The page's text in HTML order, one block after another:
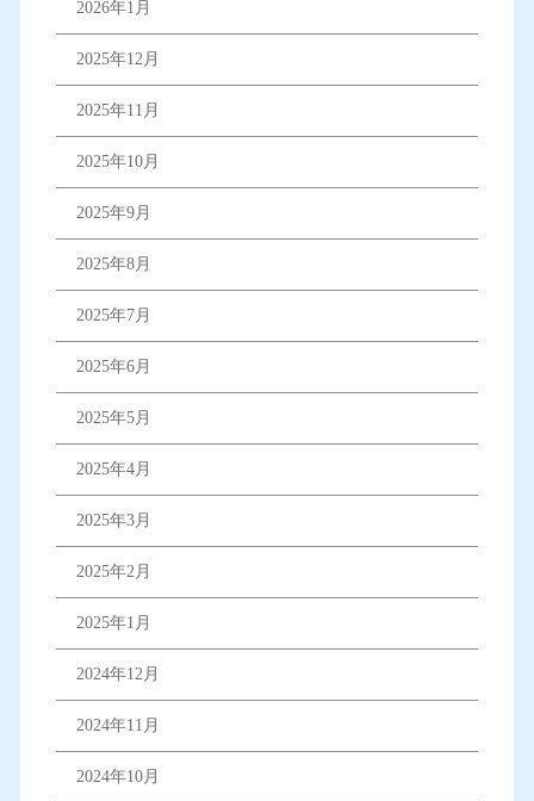
2026年1月
2025年12月
2025年11月
2025年10月
2025年9月
2025年8月
2025年7月
2025年6月
2025年5月
2025年4月
2025年3月
2025年2月
2025年1月
2024年12月
2024年11月
2024年10月